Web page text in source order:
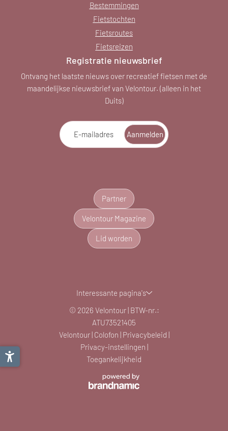
Bestemmingen
Fietstochten
Fietsroutes
Fietsreizen
Registratie nieuwsbrief
Ontvang het laatste nieuws over recreatief fietsen met de
maandelijkse nieuwsbrief van Velontour. (alleen in het
Duits)
E-mailadres Aanmelden
Partner
Velontour Magazine
Lid worden
Interessante pagina's
© 2026 Velontour| BTW-nr.:
ATU73521405
Velontour| Colofon | Privacybeleid |
Privacy-instellingen |
Toegankelijkheid